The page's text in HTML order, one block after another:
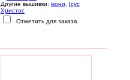
Другие вышивки: ікони
Ісус
Христос
Отметить для заказа